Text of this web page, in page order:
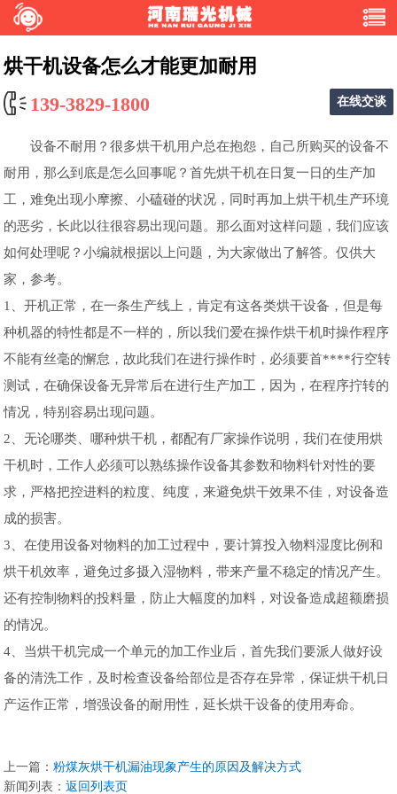
烘干机设备怎么才能更加耐用
139-3829-1800
在线交谈
设备不耐用？很多烘干机用户总在抱怨，自己所购买的设备不
耐用，那么到底是怎么回事呢？首先烘干机在日复一日的生产加
工，难免出现小摩擦、小磕碰的状况，同时再加上烘干机生产环境
的恶劣，长此以往很容易出现问题。那么面对这样问题，我们应该
如何处理呢？小编就根据以上问题，为大家做出了解答。仅供大
家，参考。
1、开机正常，在一条生产线上，肯定有这各类烘干设备，但是每
种机器的特性都是不一样的，所以我们爱在操作烘干机时操作程序
不能有丝毫的懈怠，故此我们在进行操作时，必须要首****行空转
测试，在确保设备无异常后在进行生产加工，因为，在程序拧转的
情况，特别容易出现问题。
2、无论哪类、哪种烘干机，都配有厂家操作说明，我们在使用烘
干机时，工作人必须可以熟练操作设备其参数和物料针对性的要
求，严格把控进料的粒度、纯度，来避免烘干效果不佳，对设备造
成的损害。
3、在使用设备对物料的加工过程中，要计算投入物料湿度比例和
烘干机效率，避免过多摄入湿物料，带来产量不稳定的情况产生。
还有控制物料的投料量，防止大幅度的加料，对设备造成超额磨损
的情况。
4、当烘干机完成一个单元的加工作业后，首先我们要派人做好设
备的清洗工作，及时检查设备给部位是否存在异常，保证烘干机日
产运作正常，增强设备的耐用性，延长烘干设备的使用寿命。
上一篇：粉煤灰烘干机漏油现象产生的原因及解决方式
新闻列表：返回列表页